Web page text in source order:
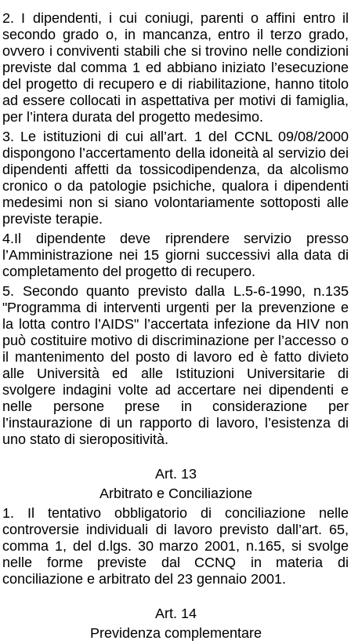
2. I dipendenti, i cui coniugi, parenti o affini entro il
secondo grado o, in mancanza, entro il terzo grado,
ovvero i conviventi stabili che si trovino nelle condizioni
previste dal comma 1 ed abbiano iniziato l’esecuzione
del progetto di recupero e di riabilitazione, hanno titolo
ad essere collocati in aspettativa per motivi di famiglia,
per l’intera durata del progetto medesimo.
3. Le istituzioni di cui all’art. 1 del CCNL 09/08/2000
dispongono l’accertamento della idoneità al servizio dei
dipendenti affetti da tossicodipendenza, da alcolismo
cronico o da patologie psichiche, qualora i dipendenti
medesimi non si siano volontariamente sottoposti alle
previste terapie.
4.Il dipendente deve riprendere servizio presso
l’Amministrazione nei 15 giorni successivi alla data di
completamento del progetto di recupero.
5. Secondo quanto previsto dalla L.5-6-1990, n.135
"Programma di interventi urgenti per la prevenzione e
la lotta contro l’AIDS" l’accertata infezione da HIV non
può costituire motivo di discriminazione per l’accesso o
il mantenimento del posto di lavoro ed è fatto divieto
alle Università ed alle Istituzioni Universitarie di
svolgere indagini volte ad accertare nei dipendenti e
nelle persone prese in considerazione per
l’instaurazione di un rapporto di lavoro, l’esistenza di
uno stato di sieropositività.
Art. 13
Arbitrato e Conciliazione
1. Il tentativo obbligatorio di conciliazione nelle
controversie individuali di lavoro previsto dall’art. 65,
comma 1, del d.lgs. 30 marzo 2001, n.165, si svolge
nelle forme previste dal CCNQ in materia di
conciliazione e arbitrato del 23 gennaio 2001.
Art. 14
Previdenza complementare